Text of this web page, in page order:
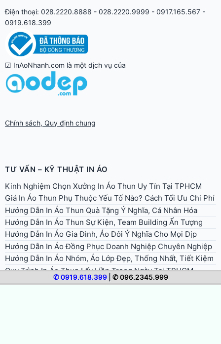
Điện thoại: 028.2220.8888 - 028.2220.9999 - 0917.165.567 -
0919.618.399
✆ 0919.618.399| ✆ 096.2345.999
☑ InAoNhanh.com là một dịch vụ của
Chính sách, Quy định chung
TƯ VẤN – KỸ THUẬT IN ÁO
Kinh Nghiệm Chọn Xưởng In Áo Thun Uy Tín Tại TPHCM
Giá In Áo Thun Phụ Thuộc Yếu Tố Nào? Cách Tối Ưu Chi Phí
Hướng Dẫn In Áo Thun Quà Tặng Ý Nghĩa, Cá Nhân Hóa
Hướng Dẫn In Áo Thun Sự Kiện, Team Building Ấn Tượng
Hướng Dẫn In Áo Gia Đình, Áo Đôi Ý Nghĩa Cho Mọi Dịp
Hướng Dẫn In Áo Đồng Phục Doanh Nghiệp Chuyên Nghiệp
Hướng Dẫn In Áo Nhóm, Áo Lớp Đẹp, Thống Nhất, Tiết Kiệm
Quy Trình In Áo Thun Lấy Liền Trong Ngày Tại TPHCM
Cách Bảo Quản Và Giặt Áo Thun In Để Bền Màu, Không Bong